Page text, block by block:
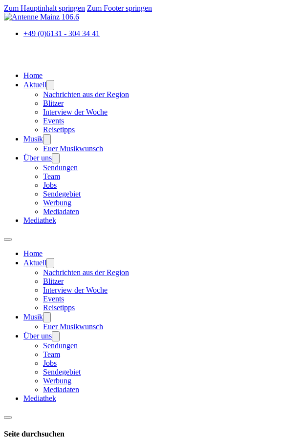
Zum Hauptinhalt springen Zum Footer springen
+49 (0)6131 - 304 34 41
Home
Aktuell
Nachrichten aus der Region
Blitzer
Interview der Woche
Events
Reisetipps
Musik
Euer Musikwunsch
Über uns
Sendungen
Team
Jobs
Sendegebiet
Werbung
Mediadaten
Mediathek
Home
Aktuell
Nachrichten aus der Region
Blitzer
Interview der Woche
Events
Reisetipps
Musik
Euer Musikwunsch
Über uns
Sendungen
Team
Jobs
Sendegebiet
Werbung
Mediadaten
Mediathek
Seite durchsuchen